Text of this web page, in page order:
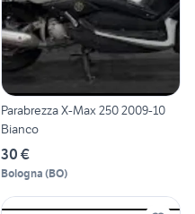
Parabrezza X-Max 250 2009-10
Bianco
30 €
Bologna (BO)